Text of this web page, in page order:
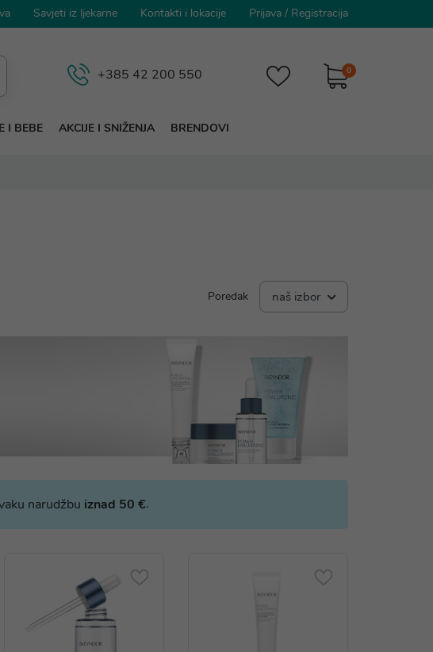
Savjeti iz ljekarne Kontakti i lokacije Prijava / Registracija
0
+385 42 200 550
I BEBE AKCIJE I SNIŽENJA BRENDOVI
Poredak naš izbor
narudžbu iznad 50 €.